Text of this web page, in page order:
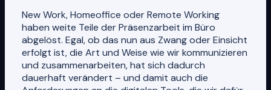
New Work, Homeoffice oder Remote Working
haben weite Teile der Präsenzarbeit im Büro
abgelöst. Egal, ob das nun aus Zwang oder Einsicht
erfolgt ist, die Art und Weise wie wir kommunizieren
und zusammenarbeiten, hat sich dadurch
dauerhaft verändert – und damit auch die